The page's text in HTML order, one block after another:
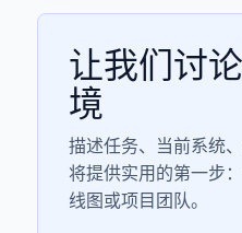
让我们讨
境
描述任务、当前系统
将提供实用的第一步
线图或项目团队。